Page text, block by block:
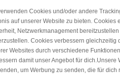
Cookies und/oder andere
auf unserer Website zu bieten.
Netzwerkmanagement
Cookies verbessern
Websites durch verschiedene
damit unser Angebot für
um Werbung zu senden, die für